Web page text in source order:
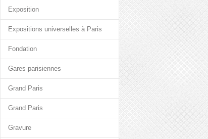
Exposition
Expositions universelles à Paris
Fondation
Gares parisiennes
Grand Paris
Grand Paris
Gravure